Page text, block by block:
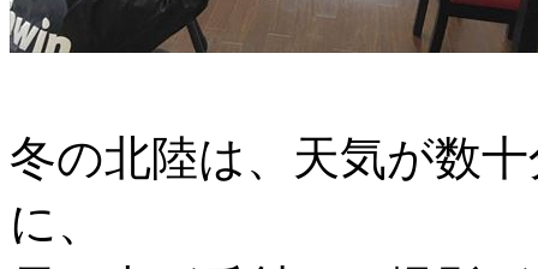
冬の北陸は、天気が数
に、